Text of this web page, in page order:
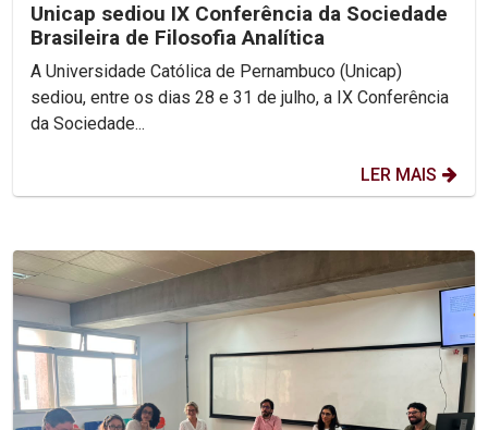
Unicap sediou IX Conferência da Sociedade
Brasileira de Filosofia Analítica
A Universidade Católica de Pernambuco (Unicap)
sediou, entre os dias 28 e 31 de julho, a IX Conferência
da Sociedade...
LER MAIS